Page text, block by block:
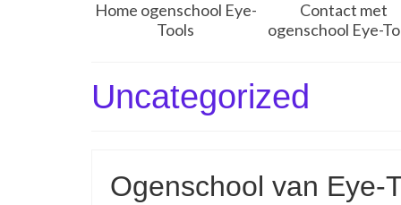
Home ogenschool Eye-
Tools
Contact met
ogenschool Eye-
Uncategorized
Ogenschool van Eye-